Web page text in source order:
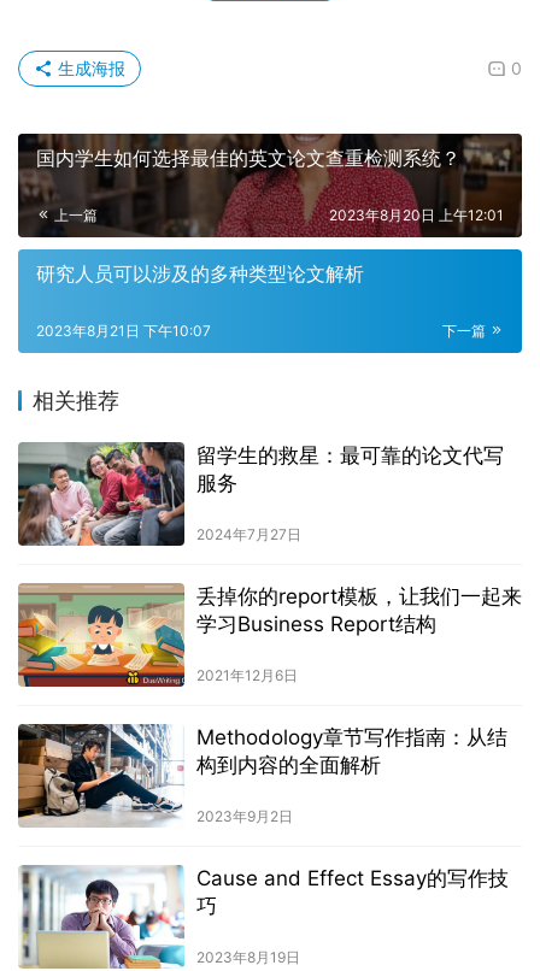
0
生成海报
国内学生如何选择最佳的英文论文查重检测系统？
上一篇 2023年8月20日 上午12:01
研究人员可以涉及的多种类型论文解析
下一篇
2023年8月21日 下午10:07
相关推荐
留学生的救星：最可靠的论文代写
服务
2024年7月27日
丢掉你的report模板，让我们一起来
学习Business Report结构
2021年12月6日
Methodology章节写作指南：从结
构到内容的全面解析
2023年9月2日
Cause and Effect Essay的写作技
巧
2023年8月19日